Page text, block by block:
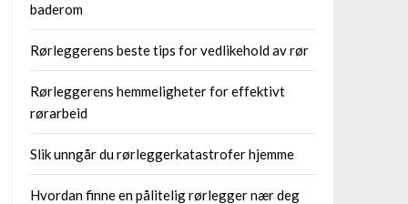
baderom
Rørleggerens beste tips for vedlikehold av rør
Rørleggerens hemmeligheter for effektivt
rørarbeid
Slik unngår du rørleggerkatastrofer hjemme
Hvordan finne en pålitelig rørlegger nær deg